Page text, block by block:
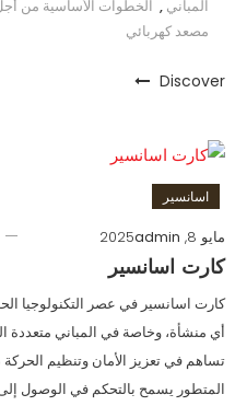
المباني , الخطوات الأساسية من
مصعد كهربائي
Discover
اسانسير
مايو 8, 2025
admin
كارت اسانسير
كارت اسانسير في عصر التكنولوجيا
أي منشأة، وخاصة في المباني متعددة
تساهم في تعزيز الأمان وتنظيم
المتطور يسمح بالتحكم في الوصول